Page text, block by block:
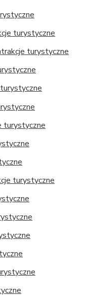
turystyczne
turystyczne
turystyczne
turystyczne